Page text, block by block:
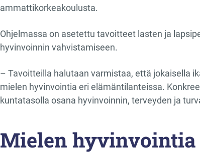
ammattikorkeakoulusta.
Ohjelmassa on asetettu tavoitteet lasten ja
hyvinvoinnin vahvistamiseen.
– Tavoitteilla halutaan varmistaa, että jokaisella
mielen hyvinvointia eri elämäntilanteissa.
kuntatasolla osana hyvinvoinnin, terveyden ja
Mielen